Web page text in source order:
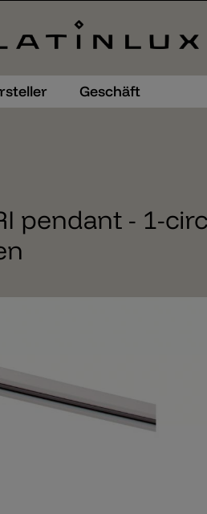
Geschäft
pendant - 1-